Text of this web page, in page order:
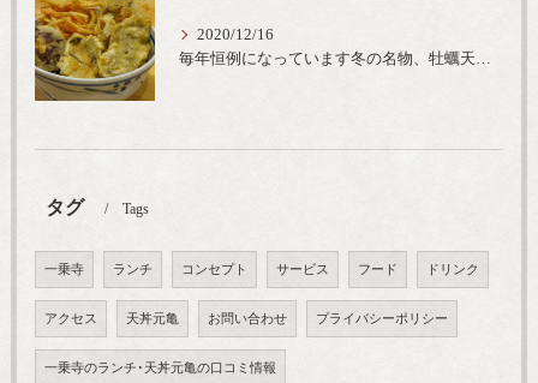
2020/12/16
タグ Tags
一乗寺 ランチ コンセプト サービス フード ドリンク
アクセス 天丼元亀 お問い合わせ プライバシーポリシー
一乗寺のランチ･天丼元亀の口コミ情報